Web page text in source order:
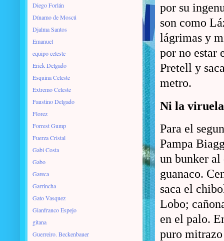
por su
son como
lágrimas y
por no estar
Pretell y
metro.
Ni la
Para el
Pampa
un bunker al
guanaco.
saca el
Lobo;
en el palo.
puro
Diego Forlán
Dínamo de Moscú
Djalma Santos
Emanuel
equipo celeste
Erick Delgado
Esquina Celeste
Extremo Celeste
Faustino Delgado
Florez
Forrest Gump
Fuerza Cristal
Gabi Costa
Gabo
Gareca
Garrincha
Gato Vasquez
Gianfranco Espejo
gitana
Guerreiro. Beckenbauer